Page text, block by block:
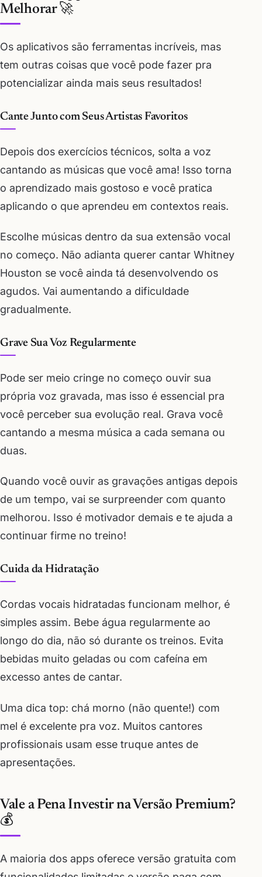
Melhorar 🚀
Os aplicativos são ferramentas incríveis, mas
tem outras coisas que você pode fazer pra
potencializar ainda mais seus resultados!
Cante Junto com Seus Artistas Favoritos
Depois dos exercícios técnicos, solta a voz
cantando as músicas que você ama! Isso torna
o aprendizado mais gostoso e você pratica
aplicando o que aprendeu em contextos reais.
Escolhe músicas dentro da sua extensão vocal
no começo. Não adianta querer cantar Whitney
Houston se você ainda tá desenvolvendo os
agudos. Vai aumentando a dificuldade
gradualmente.
Grave Sua Voz Regularmente
Pode ser meio cringe no começo ouvir sua
própria voz gravada, mas isso é essencial pra
você perceber sua evolução real. Grava você
cantando a mesma música a cada semana ou
duas.
Quando você ouvir as gravações antigas depois
de um tempo, vai se surpreender com quanto
melhorou. Isso é motivador demais e te ajuda a
continuar firme no treino!
Cuida da Hidratação
Cordas vocais hidratadas funcionam melhor, é
simples assim. Bebe água regularmente ao
longo do dia, não só durante os treinos. Evita
bebidas muito geladas ou com cafeína em
excesso antes de cantar.
Uma dica top: chá morno (não quente!) com
mel é excelente pra voz. Muitos cantores
profissionais usam esse truque antes de
apresentações.
Vale a Pena Investir na Versão Premium?
💰
A maioria dos apps oferece versão gratuita com